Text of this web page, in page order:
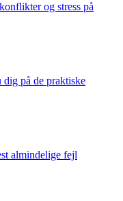
og stress på
dig på de praktiske
almindelige fejl